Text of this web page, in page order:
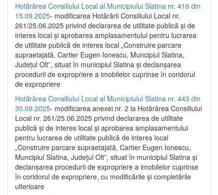
Hotărârea Consiliului Local al Municipiului Slatina nr. 416 din
15.09.2025- modificarea Hotărârii Consiliului Local nr.
261/25.06.2025 privind declararea de utilitate publică și de
interes local și aprobarea amplasamentului pentru lucrarea
de utilitate publică de interes local „Construire parcare
supraetajată, Cartier Eugen Ionescu, Muncipiul Slatina,
Județul Olt”, situat în municipiul Slatina și declanșarea
procedurii de expropriere a imobilelor cuprinse în coridorul
de expropriere
Hotărârea Consiliului Local al Municipiului Slatina nr. 443 din
30.09.2025- modificarea anexei nr. 2 la Hotărârea Consiliului
Local nr. 261/25.06.2025 privind declararea de utilitate
publică şi de interes local şi aprobarea amplasamentului
pentru lucrarea de utilitate publică de interes local
„Construire parcare supraetajată, Cartier Eugen Ionescu,
Muncipiul Slatina, Judeţul Olt”, situat în municipiul Slatina şi
declanşarea procedurii de expropriere a imobilelor cuprinse
în coridorul de expropriere, cu modificările şi completările
ulterioare